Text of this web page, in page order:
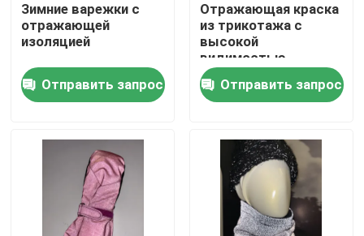
контактные данные
Новости
Отправить запрос
отражательная ткань
Зимние варежки с
отражающей
изоляцией
Отправить запрос
Отражающая краска
из трикотажа с
высокой
видимостью
Отправить запрос